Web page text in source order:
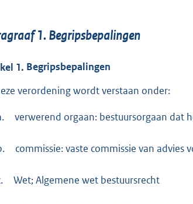
1. Begripsbepalingen
1. Begripsbepalingen
verordening wordt verstaan onder:
verwerend orgaan: bestuursorgaan dat
commissie: vaste commissie van advies
Wet; Algemene wet bestuursrecht